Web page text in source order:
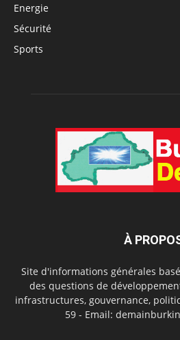
Energie
Sécurité
Sports
À
Site d'informations générales
des questions de
infrastructures, gouvernance,
59 - Email: